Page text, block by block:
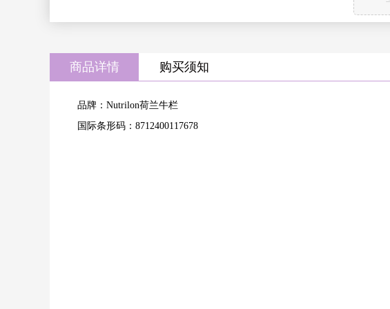
商品详情 购买须知
品牌：Nutrilon荷兰牛栏
国际条形码：8712400117678